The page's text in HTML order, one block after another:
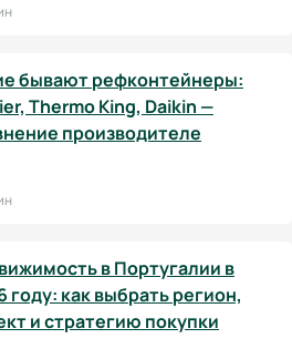
бывают рефконтейнеры:
Thermo King, Daikin —
производителе
в Португалии в
году: как выбрать регион,
и стратегию покупки